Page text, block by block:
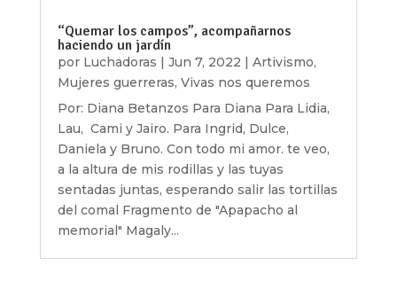
“Quemar los campos”, acompañarnos
haciendo un jardín
por Luchadoras | Jun 7, 2022 | Artivismo,
Mujeres guerreras, Vivas nos queremos
Por: Diana Betanzos Para Diana Para Lidia,
Lau, Cami y Jairo. Para Ingrid, Dulce,
Daniela y Bruno. Con todo mi amor. te veo,
a la altura de mis rodillas y las tuyas
sentadas juntas, esperando salir las tortillas
del comal Fragmento de "Apapacho al
memorial" Magaly...